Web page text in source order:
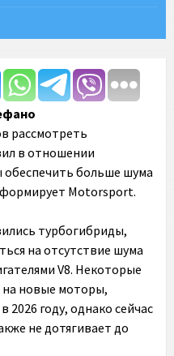
рассмотреть
в отношении
обеспечить больше шума
Motorsport.
турбогибриды,
на отсутствие шума
V8. Некоторые
новые моторы,
2026 году, однако сейчас
не дотягивает до